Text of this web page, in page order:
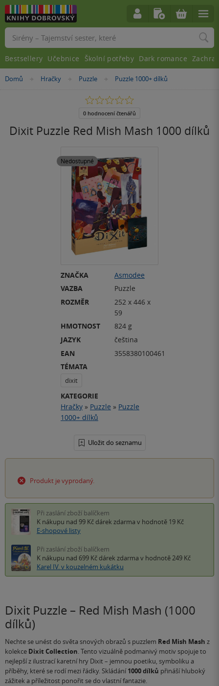
Nacházíte
Domů »Hračky »Puzzle »Puzzle 1000+ dílků
Dixit Puzzle Red Mish Mash 1000 dílků
Nedostupné
ZNAČKA
Asmodee
VAZBA
Puzzle
ROZMĚR
252 x 446 x
59
HMOTNOST
824 g
JAZYK
čeština
EAN
3558380100461
TÉMATA
dixit
KATEGORIE
Hračky » Puzzle » Puzzle
1000+ dílků
Uložit do seznamu
0.0
5
0 hodnocení čtenářů
Produkt je vyprodaný.
Při zaslání zboží balíčkem
K nákupu nad 99 Kč dárek zdarma v hodnotě 19 Kč
E-shopové listy
Při zaslání zboží balíčkem
K nákupu nad 699 Kč dárek zdarma v hodnotě 249 Kč
Karel IV. v kouzelném kukátku
Dixit Puzzle – Red Mish Mash (1000
dílků)
Nechte se unést do světa snových obrazů s puzzlem Red Mish Mash z
kolekce Dixit Collection. Tento vizuálně podmanivý motiv spojuje to
nejlepší z ilustrací karetní hry Dixit – jemnou poetiku, symboliku a
příběhy, které se rodí mezi řádky. Skládání1000 dílků přináší hluboký
zážitek a příležitost ponořit se do vlastní fantazie.
Vyhledávání
Bestsellery Učebnice Školní potřeby Dark romance